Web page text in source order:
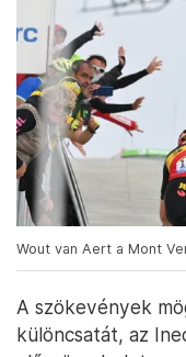
Wout van Aert a Mont
A szökevények
különcsatát, az